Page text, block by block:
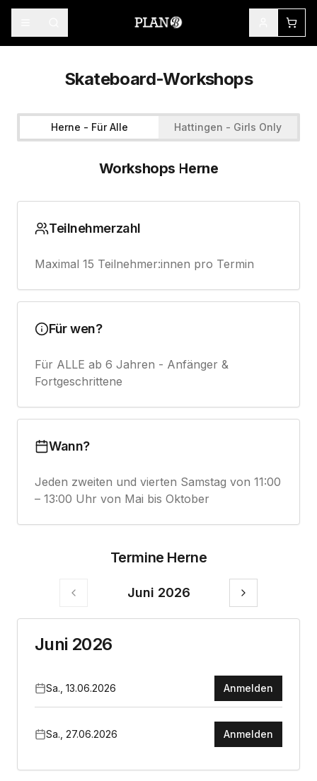
Skateboard-Workshops
Herne - Für Alle Hattingen - Girls Only
Workshops Herne
Teilnehmerzahl
Maximal 15 Teilnehmer:innen pro Termin
Für wen?
Für ALLE ab 6 Jahren - Anfänger &
Fortgeschrittene
Wann?
Jeden zweiten und vierten Samstag von 11:00
– 13:00 Uhr von Mai bis Oktober
Termine Herne
Juni 2026
Juni 2026
Sa., 13.06.2026 Anmelden
Sa., 27.06.2026 Anmelden